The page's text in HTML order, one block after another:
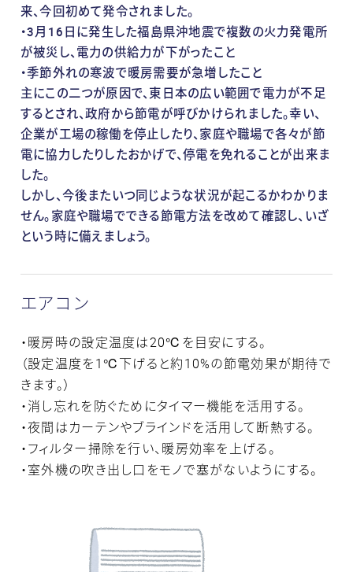
来、今回初めて発令されました。
・3月16日に発生した福島県沖地震で複数の火力発電所
が被災し、電力の供給力が下がったこと
・季節外れの寒波で暖房需要が急増したこと
主にこの二つが原因で、東日本の広い範囲で電力が不足
するとされ、政府から節電が呼びかけられました。幸い、
企業が工場の稼働を停止したり、家庭や職場で各々が節
電に協力したりしたおかげで、停電を免れることが出来ま
した。
しかし、今後またいつ同じような状況が起こるかわかりま
せん。家庭や職場でできる節電方法を改めて確認し、いざ
という時に備えましょう。
エアコン
・暖房時の設定温度は20℃を目安にする。
（設定温度を1℃下げると約10%の節電効果が期待で
きます。）
・消し忘れを防ぐためにタイマー機能を活用する。
・夜間はカーテンやブラインドを活用して断熱する。
・フィルター掃除を行い、暖房効率を上げる。
・室外機の吹き出し口をモノで塞がないようにする。